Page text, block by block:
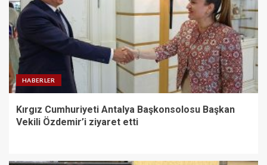
HABERLER
Kırgız Cumhuriyeti Antalya Başkonsolosu Başkan
Vekili Özdemir’i ziyaret etti